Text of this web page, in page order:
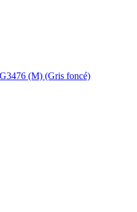
(M) (Gris foncé)